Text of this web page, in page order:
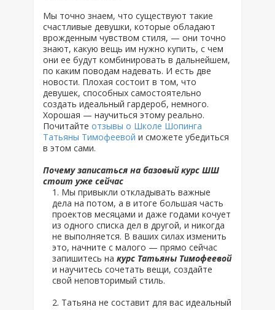
Мы точно знаем, что существуют такие
счастливые девушки, которые обладают
врожденным чувством стиля, — они точно
знают, какую вещь им нужно купить, с чем
они ее будут комбинировать в дальнейшем,
по каким поводам надевать. И есть две
новости. Плохая состоит в том, что
девушек, способных самостоятельно
создать идеальный гардероб, немного.
Хорошая — научиться этому реально.
Почитайте отзывы о Школе Шопинга
Татьяны Тимофеевой и сможете убедиться
в этом сами.
Почему записаться на базовый курс ШШ
стоит уже сейчас
Мы привыкли откладывать важные
дела на потом, а в итоге большая часть
проектов месяцами и даже годами кочует
из одного списка дел в другой, и никогда
не выполняется. В ваших силах изменить
это, начните с малого — прямо сейчас
запишитесь на курс Татьяны Тимофеевой
и научитесь сочетать вещи, создайте
свой неповторимый стиль.
Татьяна не составит для вас идеальный